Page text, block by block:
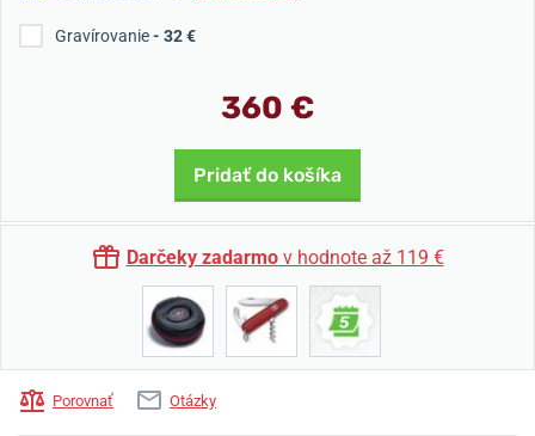
Gravírovanie- 32 €
360 €
Pridať do košíka
Darčeky zadarmov hodnote až 119 €
Porovnať Otázky